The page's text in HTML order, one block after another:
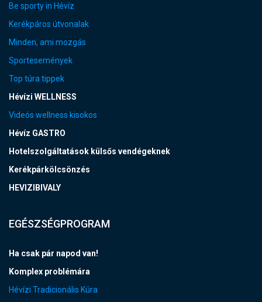
Be sporty in Hévíz
Kerékpáros útvonalak
Minden, ami mozgás
Sportesemények
Top túra tippek
Hévízi WELLNESS
Videós wellness kisokos
Hévíz GASTRO
Hotelszolgáltatások külsős vendégeknek
Kerékpárkölcsönzés
HEVIZIBIVALY
EGÉSZSÉGPROGRAM
Ha csak pár napod van!
Komplex problémára
Hévízi Tradicionális Kúra